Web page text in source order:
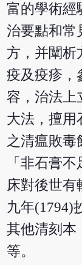
富的學術經
治要點和常
方，并闡析
疫及疫疹，
容，治法上
大法，擅用
之清瘟敗毒
「非石膏
床對後世有
九年(1794)
其他清刻本
等。